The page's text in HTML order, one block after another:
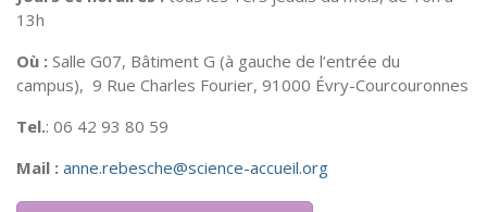
13h
Où : Salle G07, Bâtiment G (à gauche de l’entrée du
campus), 9 Rue Charles Fourier, 91000 Évry-Courcouronnes
Tel.: 06 42 93 80 59
Mail : anne.rebesche@science-accueil.org